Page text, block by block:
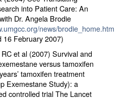
into Patient Care: An
Dr. Angela Brodie
news/brodie_home.htm
16 February 2007)
et al (2007) Survival and
versus tamoxifen
tamoxifen treatment
Exemestane Study): a
controlled trial The Lancet